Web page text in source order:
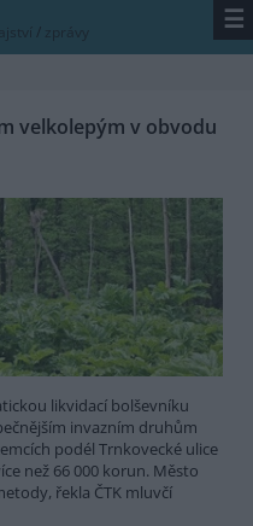
/ zprávy ☰
velkolepým v obvodu
likvidací bolševníku
invazním druhům
podél Trnkovecké ulice
než 66 000 korun. Město
řekla ČTK mluvčí